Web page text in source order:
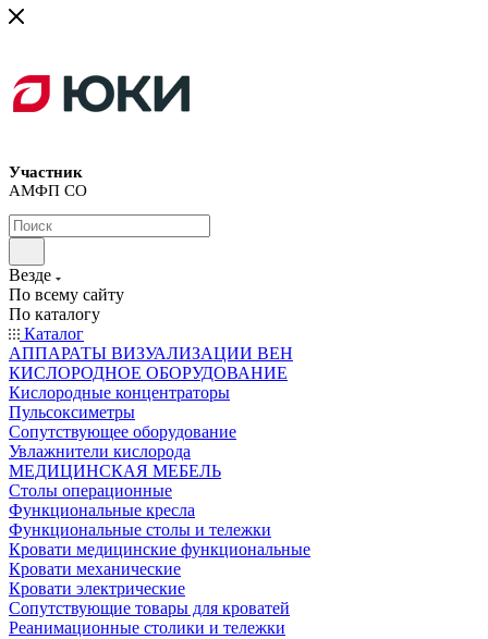
Участник
АМФП СО
Везде
По всему сайту
По каталогу
Каталог
АППАРАТЫ ВИЗУАЛИЗАЦИИ ВЕН
КИСЛОРОДНОЕ ОБОРУДОВАНИЕ
Кислородные концентраторы
Пульсоксиметры
Сопутствующее оборудование
Увлажнители кислорода
МЕДИЦИНСКАЯ МЕБЕЛЬ
Столы операционные
Функциональные кресла
Функциональные столы и тележки
Кровати медицинские функциональные
Кровати механические
Кровати электрические
Сопутствующие товары для кроватей
Реанимационные столики и тележки